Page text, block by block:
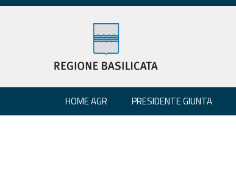
HOME AGR PRESIDENTE GIUNTA